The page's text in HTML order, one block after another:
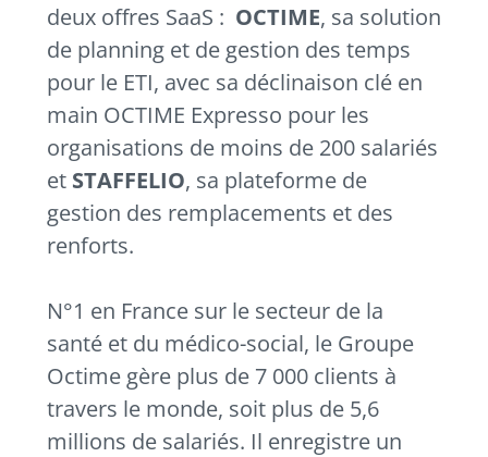
deux offres SaaS : OCTIME, sa solution
de planning et de gestion des temps
pour le ETI, avec sa déclinaison clé en
main OCTIME Expresso pour les
organisations de moins de 200 salariés
et STAFFELIO, sa plateforme de
gestion des remplacements et des
renforts.
N°1 en France sur le secteur de la
santé et du médico-social, le Groupe
Octime gère plus de 7 000 clients à
travers le monde, soit plus de 5,6
millions de salariés. Il enregistre un